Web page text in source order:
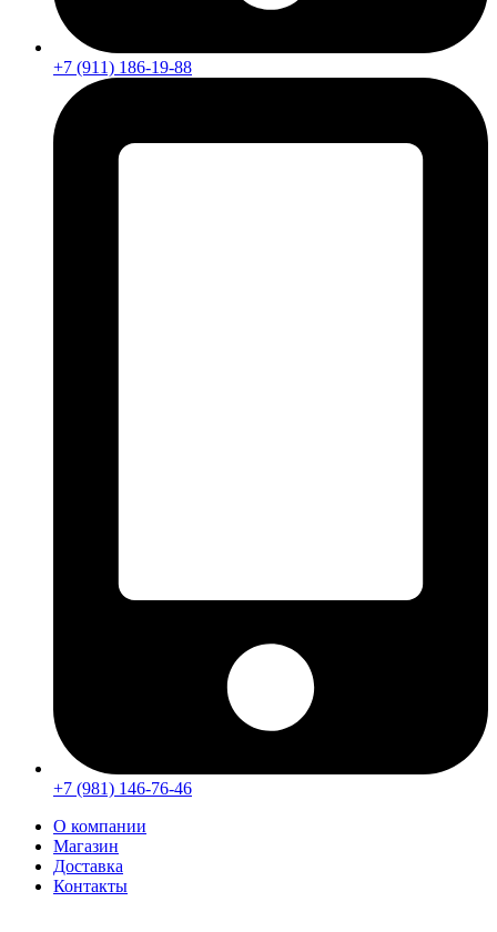
+7 (911) 186-19-88
+7 (981) 146-76-46
О компании
Магазин
Доставка
Контакты